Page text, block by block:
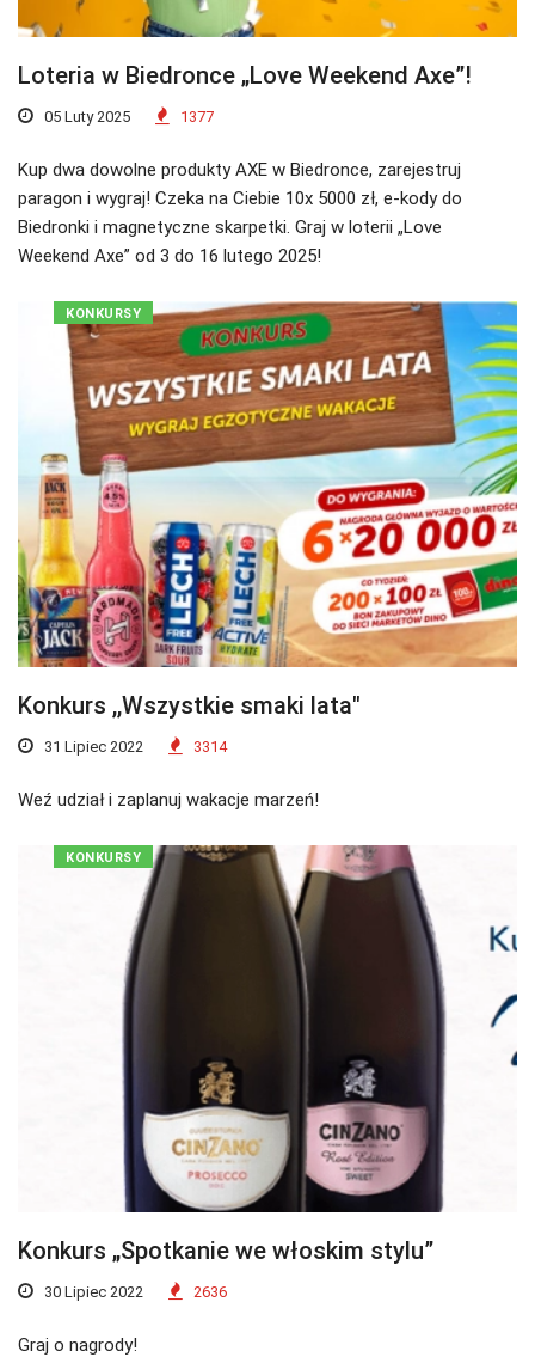
Loteria w Biedronce „Love Weekend Axe”!
05 Luty 2025 1377
Kup dwa dowolne produkty AXE w Biedronce, zarejestruj
paragon i wygraj! Czeka na Ciebie 10x 5000 zł, e-kody do
Biedronki i magnetyczne skarpetki. Graj w loterii „Love
Weekend Axe” od 3 do 16 lutego 2025!
KONKURSY
Konkurs ,,Wszystkie smaki lata"
31 Lipiec 2022 3314
Weź udział i zaplanuj wakacje marzeń!
KONKURSY
Konkurs „Spotkanie we włoskim stylu”
30 Lipiec 2022 2636
Graj o nagrody!